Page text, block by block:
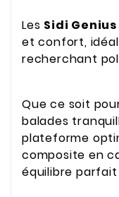
Les Sidi Genius
et confort,
recherchant
Que ce soit
balades
plateforme
composite en
équilibre